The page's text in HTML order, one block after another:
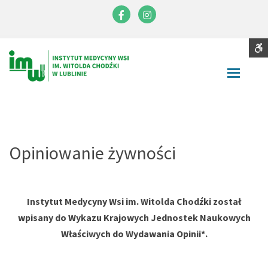
im.
Witolda
Contrast
BLACK YELLOW
Opiniowanie żywności
Instytut Medycyny Wsi im. Witolda Chodźki został
wpisany do Wykazu Krajowych Jednostek Naukowych
Właściwych do Wydawania Opinii*.